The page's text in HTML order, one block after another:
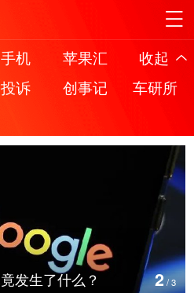
手机 苹果汇
收起
投诉 创事记
车研所
发生了什么？ 2/3